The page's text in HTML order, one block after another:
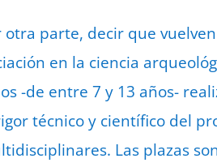
otra parte, decir que
en la ciencia
-de entre 7 y 13 años-
técnico y científico del
Las plazas